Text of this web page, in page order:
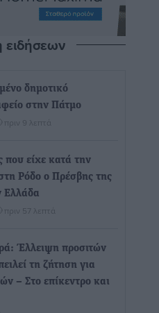
ειδήσεων
δημοτικό
στην Πάτμο
πριν 9 λεπτά
που είχε κατά την
Ρόδο ο Πρέσβης της
Ελλάδα
πριν 57 λεπτά
Έλλειψη προσιτών
τη ζήτηση για
– Στο επίκεντρο και